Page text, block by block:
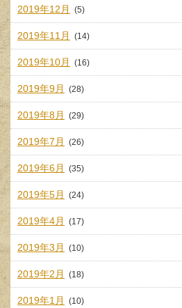
2019年12月 (5)
2019年11月 (14)
2019年10月 (16)
2019年9月 (28)
2019年8月 (29)
2019年7月 (26)
2019年6月 (35)
2019年5月 (24)
2019年4月 (17)
2019年3月 (10)
2019年2月 (18)
2019年1月 (10)